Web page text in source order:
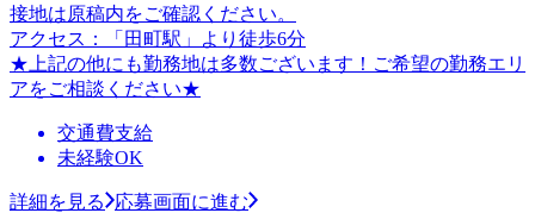
接地は原稿内をご確認ください。
アクセス：「田町駅」より徒歩6分
★上記の他にも勤務地は多数ございます！ご希望の勤務エリ
アをご相談ください★
交通費支給
未経験OK
詳細を見る
応募画面に進む